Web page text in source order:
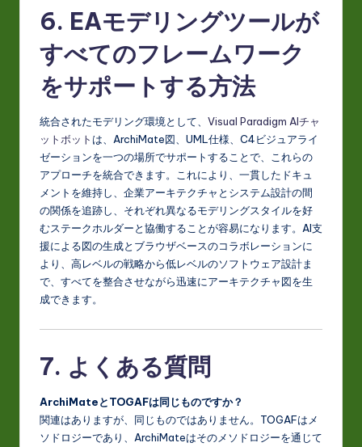
6. EAモデリングツールが
すべてのフレームワーク
をサポートする方法
統合されたモデリング環境として、 Visual Paradigm AIチャ
ットボット は、ArchiMate図、UML仕様、C4ビジュアライ
ゼーションを一つの場所でサポートすることで、これらの
アプローチを統合できます。これにより、一貫したドキュ
メントを維持し、企業アーキテクチャとシステム設計の間
の関係を追跡し、それぞれ異なるモデリングスタイルを好
むステークホルダーと協働することが容易になります。AI支
援による図の生成とブラウザベースのコラボレーションに
より、高レベルの戦略から低レベルのソフトウェア設計ま
で、すべてを整合させながら迅速にアーキテクチャ図を生
成できます。
7. よくある質問
ArchiMateとTOGAFは同じものですか？
関連はありますが、同じものではありません。TOGAFはメ
ソドロジーであり、ArchiMateはそのメソドロジーを通じて